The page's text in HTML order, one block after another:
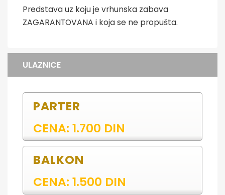
Predstava uz koju je vrhunska zabava
ZAGARANTOVANA i koja se ne propušta.
ULAZNICE
PARTER
CENA: 1.700 DIN
BALKON
CENA: 1.500 DIN